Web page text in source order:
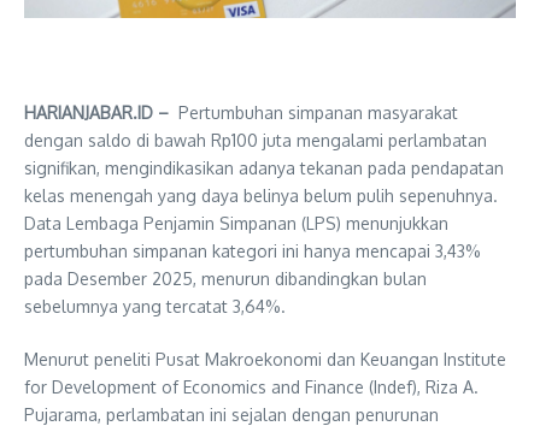
HARIANJABAR.ID – Pertumbuhan simpanan masyarakat
dengan saldo di bawah Rp100 juta mengalami perlambatan
signifikan, mengindikasikan adanya tekanan pada pendapatan
kelas menengah yang daya belinya belum pulih sepenuhnya.
Data Lembaga Penjamin Simpanan (LPS) menunjukkan
pertumbuhan simpanan kategori ini hanya mencapai 3,43%
pada Desember 2025, menurun dibandingkan bulan
sebelumnya yang tercatat 3,64%.
Menurut peneliti Pusat Makroekonomi dan Keuangan Institute
for Development of Economics and Finance (Indef), Riza A.
Pujarama, perlambatan ini sejalan dengan penurunan